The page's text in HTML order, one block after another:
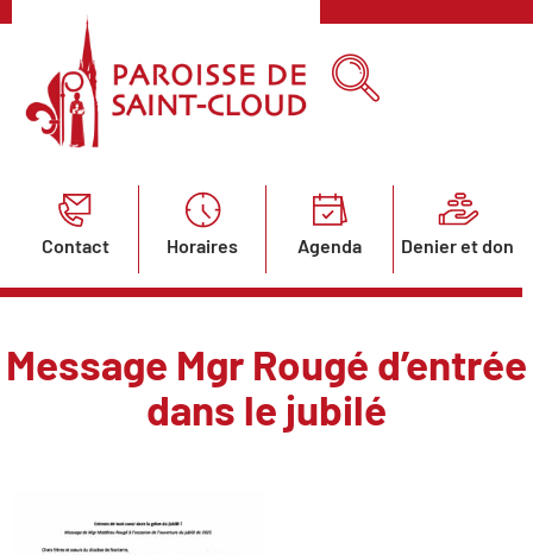
Contact Horaires Agenda Denier et don
Message Mgr Rougé d’entrée
dans le jubilé